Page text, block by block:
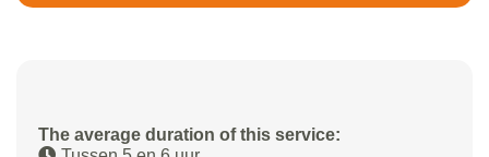
The average duration of this service: